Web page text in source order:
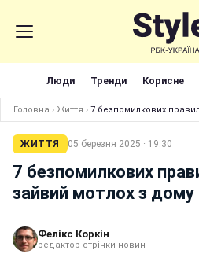
Люди Тренди Корисне
Головна › Життя › 7 безпомилкових
ЖИТТЯ 05 березня 2025 · 19:30
7 безпомилкових
зайвий мотлох з дому
Фелікс Коркін
редактор стрічки новин